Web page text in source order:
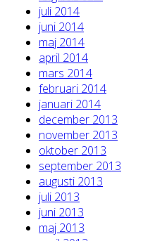
juli 2014
juni 2014
maj 2014
april 2014
mars 2014
februari 2014
januari 2014
december 2013
november 2013
oktober 2013
september 2013
augusti 2013
juli 2013
juni 2013
maj 2013